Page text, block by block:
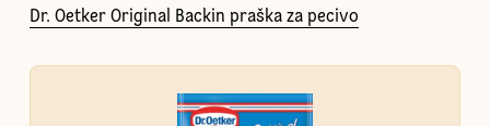
Dr. Oetker Original Backin praška za pecivo